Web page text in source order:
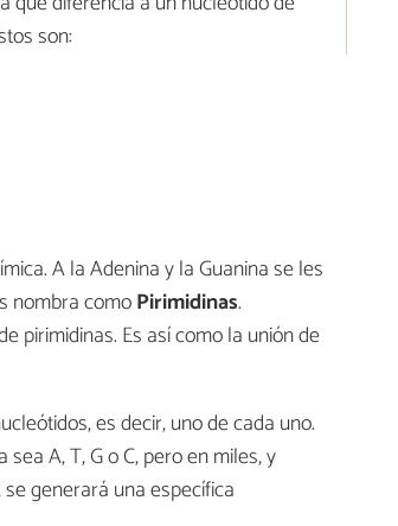
son:
A la Adenina y la Guanina se les
nombra comoPirimidinas.
pirimidinas. Es así como la unión de
es decir, uno de cada uno.
A, T, G o C, pero en miles, y
generará una específica